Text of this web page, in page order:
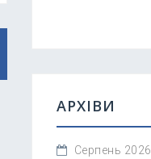
АРХІВИ
Серпень 2026